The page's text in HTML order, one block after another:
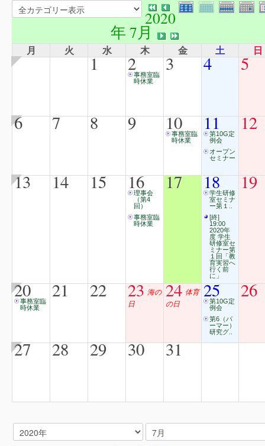
2020
年 7月
月 火 水 木 金 土 日
1 2事務室臨
時休業
3 4 5
6 7 8 9 10
事務室臨
時休業
11
第10G定
例会
オープン
セミナー
12
13 14 15 16
理事会
（第4
回）
事務室臨
時休業
17 18
学生研修
室セミナ
ー第１..
[終]
19:00
2020年
度 学生
研修室セ
ミナー第
１回「教
育実習へ
行く前
に」
19
20
事務室臨
時休業
21 22 23 海の
日
24 体育
の日
25
第10G定
例会
第6（パ
ーマー）
研究グ..
26
27 28 29 30 31